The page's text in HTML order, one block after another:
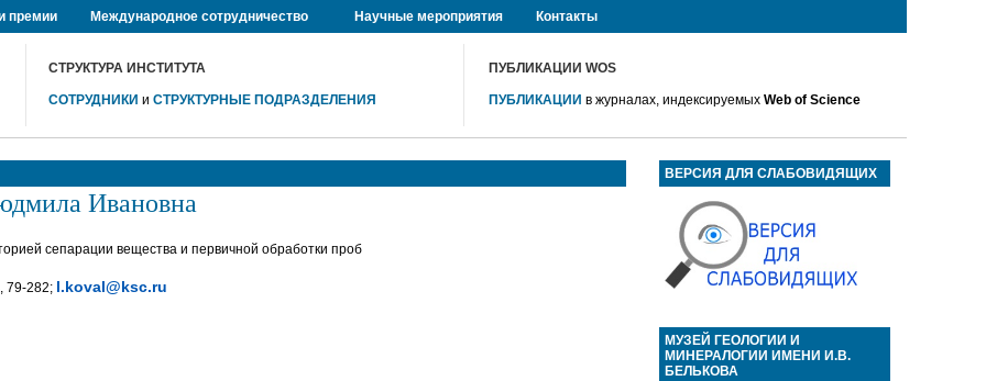
премии Международное сотрудничество Научные мероприятия Контакты
СТРУКТУРА ИНСТИТУТА
СОТРУДНИКИ и СТРУКТУРНЫЕ ПОДРАЗДЕЛЕНИЯ
ПУБЛИКАЦИИ WOS
ПУБЛИКАЦИИ в журналах, индексируемыхWeb of Science
Ивановна
сепарации вещества и первичной обработки проб
79-282; l.koval@ksc.ru
ВЕРСИЯ ДЛЯ СЛАБОВИДЯЩИХ
МУЗЕЙ ГЕОЛОГИИ И
МИНЕРАЛОГИИ ИМЕНИ И.В.
БЕЛЬКОВА